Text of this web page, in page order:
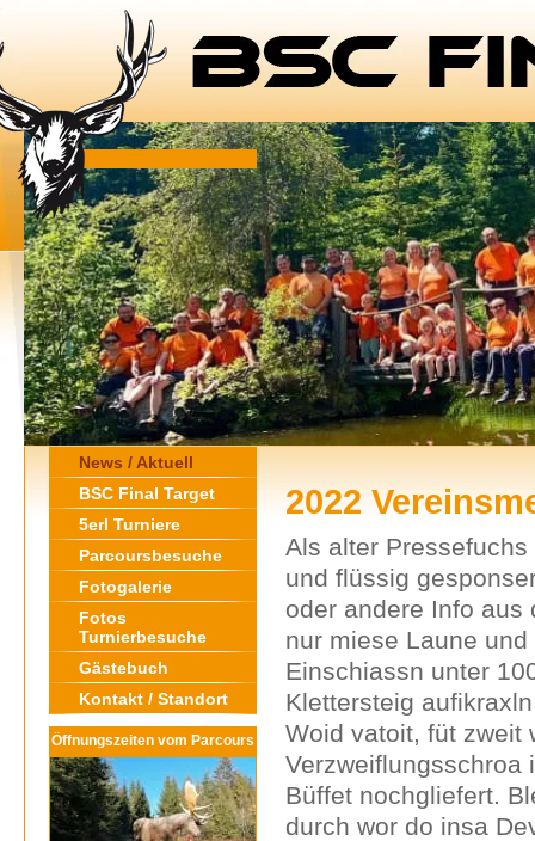
News / Aktuell
BSC Final Target
5erl Turniere
Parcoursbesuche
Fotogalerie
Fotos
Turnierbesuche
Gästebuch
Kontakt / Standort
Öffnungszeiten vom Parcours
2022
Als alter
und flüssig
oder andere Info aus
nur miese Laune
Einschiassn unter
Klettersteig
Woid vatoit, füt zweit
Verzweiflungsschroa
Büffet nochgliefert.
durch wor do insa